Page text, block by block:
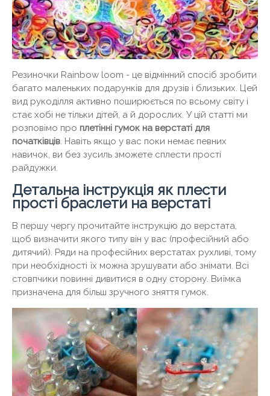
Резиночки Rainbow loom - це відмінний спосіб зробити
багато маленьких подарунків для друзів і близьких. Цей
вид рукоділля активно поширюється по всьому світу і
стає хобі не тільки дітей, а й дорослих. У цій статті ми
розповімо про плетінні гумок на верстаті для
початківців . Навіть якщо у вас поки немає певних
навичок, ви без зусиль зможете сплести прості
райдужки.
Детальна інструкція як плести
прості браслети на верстаті
В першу чергу прочитайте інструкцію до верстата,
щоб визначити якого типу він у вас (професійний або
дитячий). Ряди на професійних верстатах рухливі, тому
при необхідності їх можна зрушувати або знімати. Всі
стовпчики повинні дивитися в одну сторону. Виїмка
призначена для більш зручного зняття гумок.